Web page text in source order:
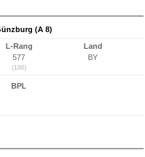
(A 8)
L-Rang
577
(186)
Land
BY
BPL